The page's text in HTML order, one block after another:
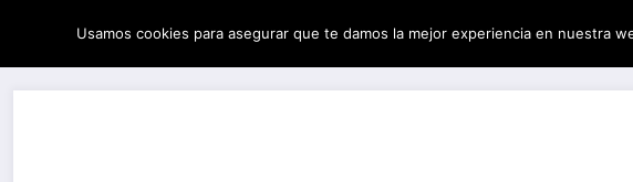
contenido
06/08/2026 4:56:26 PM
Usamos cookies para asegurar que te damos la mejor experiencia en nuestra